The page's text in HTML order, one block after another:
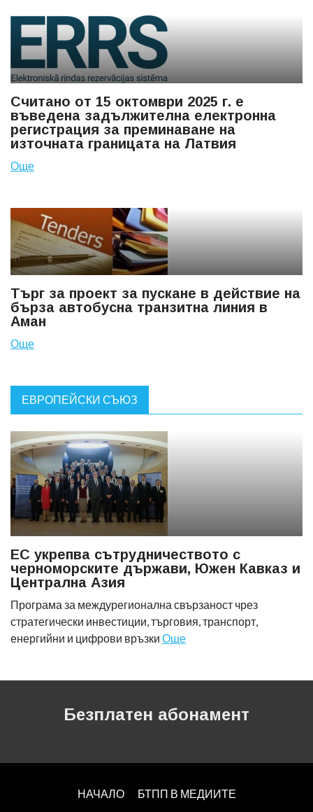
Считано от 15 октомври 2025 г. е
въведена задължителна електронна
регистрация за преминаване на
източната границата на Латвия
Още
Търг за проект за пускане в действие на
бърза автобусна транзитна линия в
Аман
Още
ЕВРОПЕЙСКИ СЪЮЗ
ЕС укрепва сътрудничеството с
черноморските държави, Южен Кавказ и
Централна Азия
Програма за междурегионална свързаност чрез
стратегически инвестиции, търговия, транспорт,
енергийни и цифрови връзки Още
Безплатен абонамент
НАЧАЛО БТПП В МЕДИИТЕ